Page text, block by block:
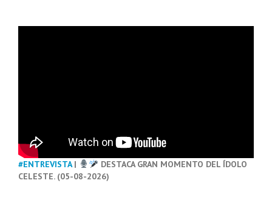
#ENTREVISTA|
DESTACA GRAN MOMENTO DEL ÍDOLO
CELESTE. (05-08-2026)